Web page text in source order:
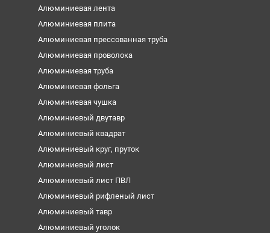
Алюминиевая лента
Алюминиевая плита
Алюминиевая прессованная труба
Алюминиевая проволока
Алюминиевая труба
Алюминиевая фольга
Алюминиевая чушка
Алюминиевый двутавр
Алюминиевый квадрат
Алюминиевый круг, пруток
Алюминиевый лист
Алюминиевый лист ПВЛ
Алюминиевый рифленый лист
Алюминиевый тавр
Алюминиевый уголок